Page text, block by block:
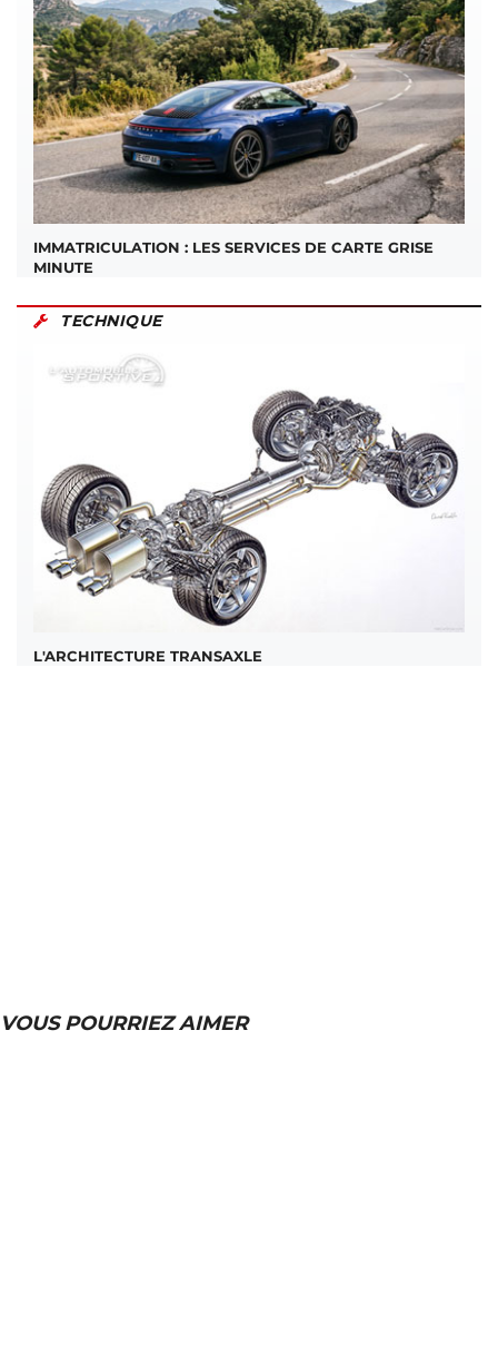
IMMATRICULATION : LES SERVICES DE CARTE GRISE
MINUTE
TECHNIQUE
L'ARCHITECTURE TRANSAXLE
VOUS POURRIEZ AIMER